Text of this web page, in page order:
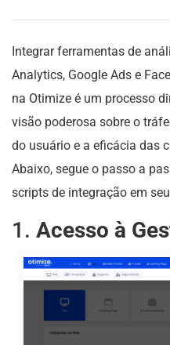
Integrar ferramentas de
Analytics, Google Ads e
na Otimize é um processo
visão poderosa sobre o
do usuário e a eficácia das
Abaixo, segue o passo a
scripts de integração em
1. Acesso à